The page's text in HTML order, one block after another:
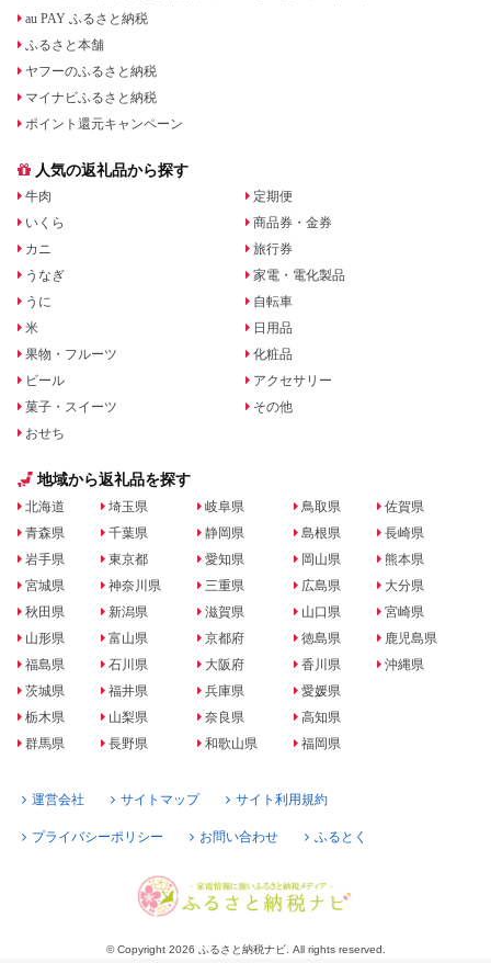
au PAY ふるさと納税
ふるさと本舗
ヤフーのふるさと納税
マイナビふるさと納税
ポイント還元キャンペーン
人気の返礼品から探す
牛肉
いくら
カニ
うなぎ
うに
米
果物・フルーツ
ビール
菓子・スイーツ
おせち
定期便
商品券・金券
旅行券
家電・電化製品
自転車
日用品
化粧品
アクセサリー
その他
地域から返礼品を探す
北海道
青森県
岩手県
宮城県
秋田県
山形県
福島県
茨城県
栃木県
群馬県
埼玉県
千葉県
東京都
神奈川県
新潟県
富山県
石川県
福井県
山梨県
長野県
岐阜県
静岡県
愛知県
三重県
滋賀県
京都府
大阪府
兵庫県
奈良県
和歌山県
鳥取県
島根県
岡山県
広島県
山口県
徳島県
香川県
愛媛県
高知県
福岡県
佐賀県
長崎県
熊本県
大分県
宮崎県
鹿児島県
沖縄県
運営会社 サイトマップ サイト利用規約
プライバシーポリシー お問い合わせ ふるとく
© Copyright 2026 ふるさと納税ナビ. All rights reserved.